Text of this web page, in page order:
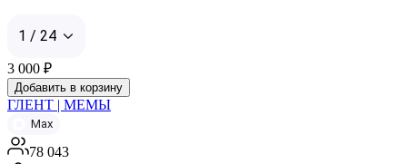
1 / 24
3 000 ₽
Добавить в корзину
ГЛЕНТ | МЕМЫ
Max
78 043